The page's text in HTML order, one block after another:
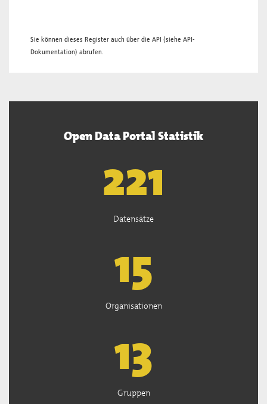
Sie können dieses Register auch über die API (siehe API-
Dokumentation) abrufen.
Open Data Portal Statistik
222
Datensätze
15
Organisationen
13
Gruppen